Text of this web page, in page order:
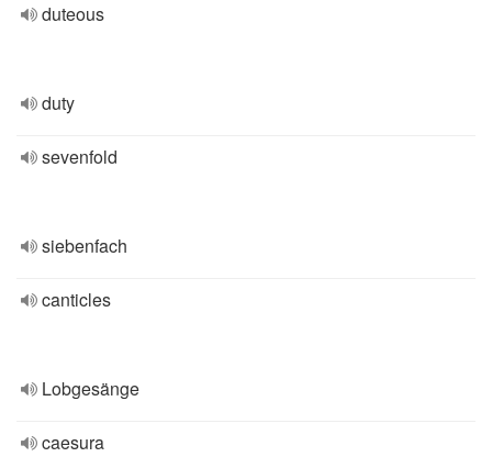
duteous
duty
sevenfold
siebenfach
canticles
Lobgesänge
caesura